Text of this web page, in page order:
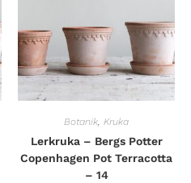
Botanik, Kruka
Lerkruka – Bergs Potter
Copenhagen Pot Terracotta
– 14